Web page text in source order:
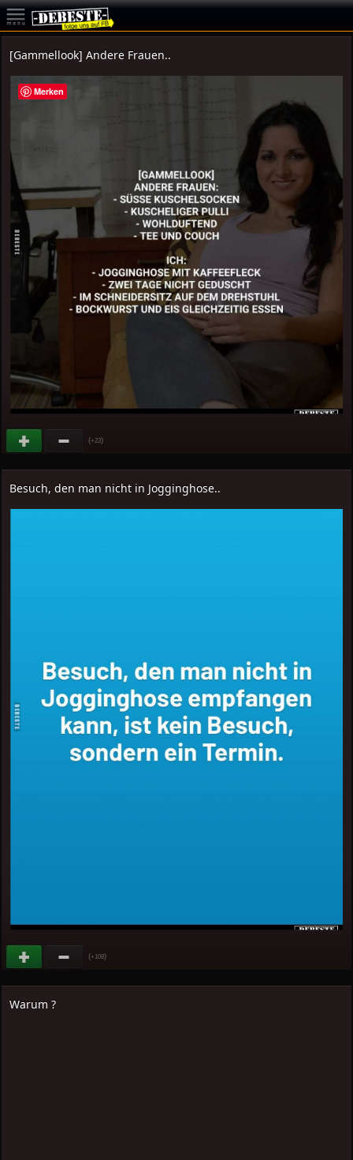
[Gammellook] Andere Frauen..
(+23)
Besuch, den man nicht in Jogginghose..
(+108)
Warum ?
Merken